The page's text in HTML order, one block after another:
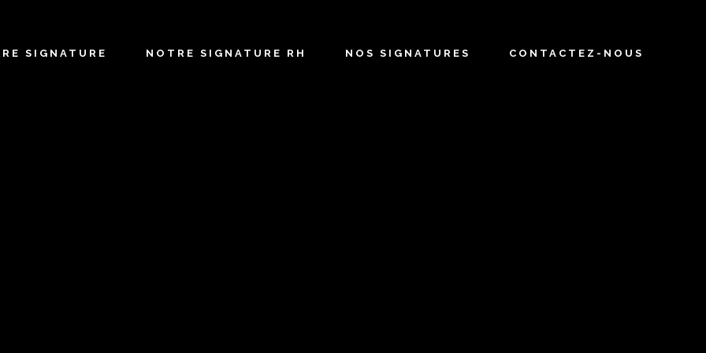
SIGNATURE NOTRE SIGNATURE RH NOS SIGNATURES CONTACTEZ-NOUS